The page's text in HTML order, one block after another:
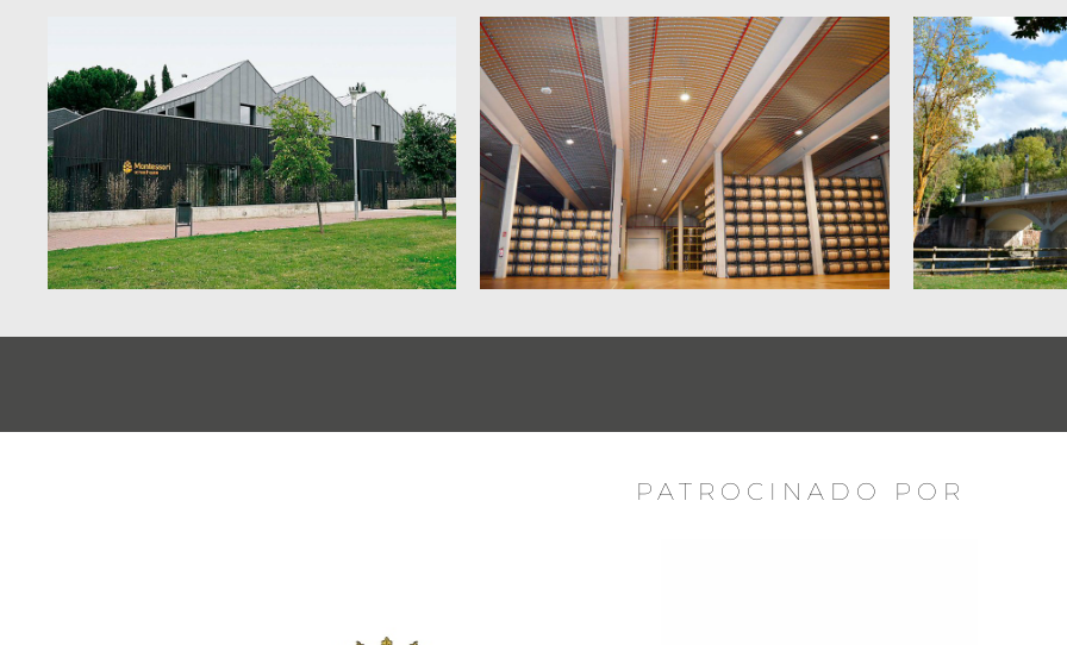
PATROCINADO POR